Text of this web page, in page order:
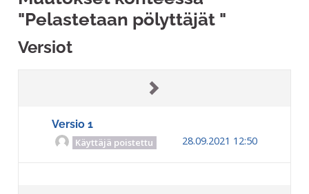
"Pelastetaan pölyttäjät "
Versiot
Versio 1
Käyttäjä poistettu 28.09.2021 12:50